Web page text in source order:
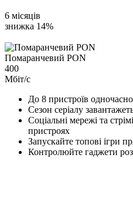
6 місяців
знижка 14%
Помаранчевий PON
400
Мбіт/с
До 8 пристроїв одночасно
Сезон серіалу
Соціальні мережі та
пристроях
Запускайте топові ігри
Контролюйте гаджети